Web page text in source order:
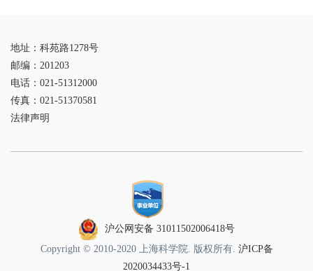
地址：科苑路1278号
邮编：201203
电话：021-51312000
传真：021-51370581
法律声明
沪公网安备 31011502006418号
Copyright © 2010-2020 上海科学院. 版权所有. 沪ICP备
2020034433号-1